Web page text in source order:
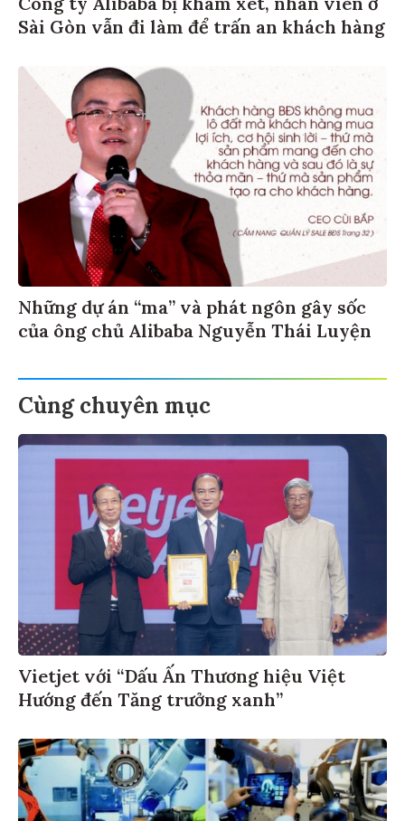
Công ty Alibaba bị khám xét, nhân viên ở
Sài Gòn vẫn đi làm để trấn an khách hàng
Những dự án “ma” và phát ngôn gây sốc
của ông chủ Alibaba Nguyễn Thái Luyện
Cùng chuyên mục
Vietjet với “Dấu Ấn Thương hiệu Việt
Hướng đến Tăng trưởng xanh”